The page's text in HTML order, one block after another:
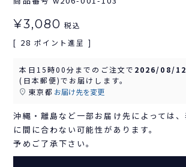
¥3,080 税込
[ 28 ポイント進呈 ]
本日 15時00分 までのご注文で 2026/08/12
(日本郵便)でお届けします。
東京都 お届け先を変更
沖縄・離島など一部お届け先によっては
に間に合わない可能性があります。
予めご了承下さい。